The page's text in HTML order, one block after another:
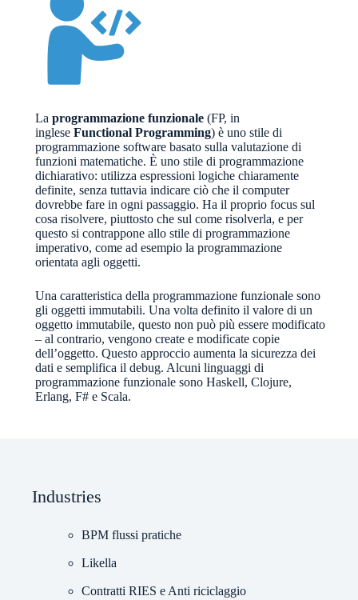
Laprogrammazione funzionale (FP, in
ingleseFunctional Programming) è uno stile di
programmazione software basato sulla valutazione di
funzioni matematiche. È uno stile di programmazione
dichiarativo: utilizza espressioni logiche chiaramente
definite, senza tuttavia indicare ciò che il computer
dovrebbe fare in ogni passaggio. Ha il proprio focus sul
cosa risolvere, piuttosto che sul come risolverla, e per
questo si contrappone allo stile di programmazione
imperativo, come ad esempio la programmazione
orientata agli oggetti.
Una caratteristica della programmazione funzionale sono
gli oggetti immutabili. Una volta definito il valore di un
oggetto immutabile, questo non può più essere modificato
– al contrario, vengono create e modificate copie
dell’oggetto. Questo approccio aumenta la sicurezza dei
dati e semplifica il debug. Alcuni linguaggi di
programmazione funzionale sono Haskell, Clojure,
Erlang, F# e Scala.
Industries
BPM flussi pratiche
Likella
Contratti RIES e Anti riciclaggio